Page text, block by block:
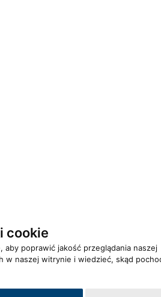
cookie
aby poprawić jakość przeglądania naszej
w naszej witrynie i wiedzieć, skąd